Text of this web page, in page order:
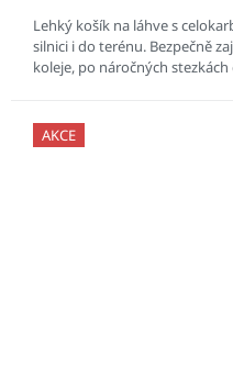
Lehký košík na láhve s
silnici i do terénu. Bezpečně
koleje, po náročných stezkách
AKCE